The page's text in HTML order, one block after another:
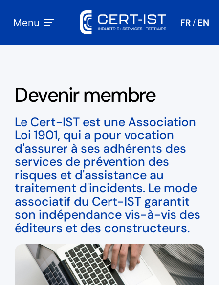
Menu FR / EN
Devenir membre
Le Cert-IST est une Association
Loi 1901, qui a pour vocation
d'assurer à ses adhérents des
services de prévention des
risques et d'assistance au
traitement d'incidents. Le mode
associatif du Cert-IST garantit
son indépendance vis-à-vis des
éditeurs et des constructeurs.